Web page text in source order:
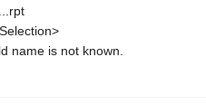
name is not known.